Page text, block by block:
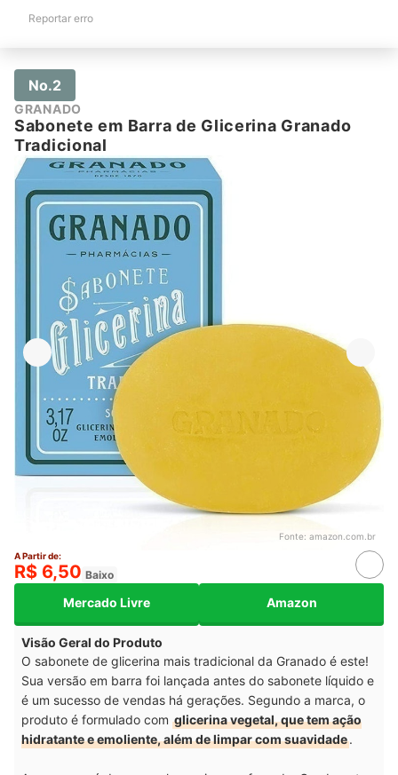
Reportar erro
No.2
GRANADO
Sabonete em Barra de Glicerina Granado
Tradicional
Fonte: amazon.com.br
A Partir de:
R$ 6,50 Baixo
Mercado Livre Amazon
Visão Geral do Produto
O sabonete de glicerina mais tradicional da Granado é este!
Sua versão em barra foi lançada antes do sabonete líquido e
é um sucesso de vendas há gerações. Segundo a marca, o
produto é formulado com glicerina vegetal, que tem ação
hidratante e emoliente, além de limpar com suavidade.